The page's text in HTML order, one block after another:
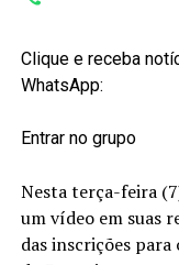
Clique e receba
WhatsApp:
Entrar no grupo
Nesta terça-feira
um vídeo em suas
das inscrições